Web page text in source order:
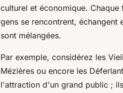
culturel et économique.
gens se rencontrent,
sont mélangées.
Par exemple, considérez les
Mézières ou encore les
l'attraction d'un grand public ;